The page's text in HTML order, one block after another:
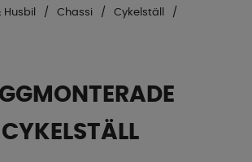
Husbil Chassi
Cykelställ
CYKELSTÄLL